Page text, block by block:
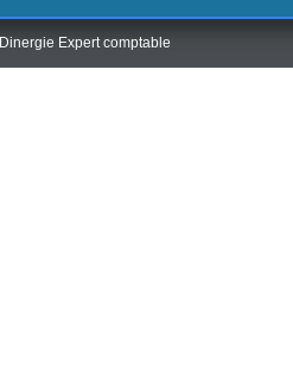
Dinergie Expert comptable